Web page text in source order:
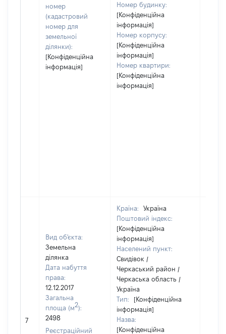
номер
(кадастровий
номер для
земельної
ділянки):
[Конфіденційна
інформація]
Номер будинку:
[Конфіденційна
інформація]
Номер корпусу:
[Конфіденційна
інформація]
Номер квартири:
[Конфіденційна
інформація]
7
Вид об'єкта:
Земельна
ділянка
Дата набуття
права:
12.12.2017
Загальна
площа (м2):
2498
Реєстраційний
Країна:
Україна
Поштовий індекс:
[Конфіденційна
інформація]
Населений пункт:
Свидівок /
Черкаський район /
Черкаська область /
Україна
Тип:
[Конфіденційна
інформація]
Назва:
[Конфіденційна